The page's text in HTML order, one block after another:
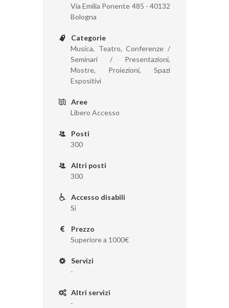
Via Emilia Ponente 485 - 40132
Bologna
Categorie
Musica, Teatro, Conferenze /
Seminari / Presentazioni,
Mostre, Proiezioni, Spazi
Espositivi
Aree
Libero Accesso
Posti
300
Altri posti
300
Accesso disabili
Si
Prezzo
Superiore a 1000€
Servizi
-
Altri servizi
-